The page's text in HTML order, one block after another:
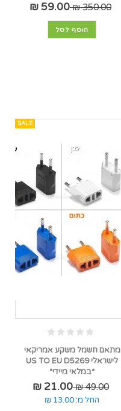
350.00 ₪
59.00 ₪
הוסף לסל
SALE
מתאם חשמל משקע אמריקאי
לישראלי US TO EU D5269
*במלאי מיידי*
49.00 ₪
21.00 ₪
החל מ: 13.00 ₪